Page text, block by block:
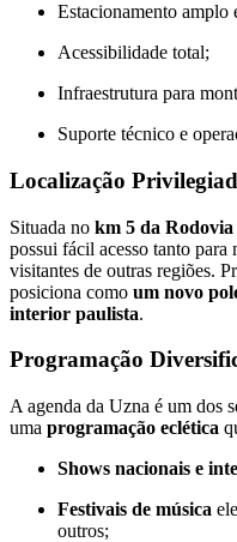
Estacionamento amplo
Acessibilidade total;
Infraestrutura para
Suporte técnico e
Localização
Situada no km 5 da
possui fácil acesso tanto para
visitantes de outras regiões.
posiciona como um novo
interior paulista.
Programação
A agenda da Uzna é um dos
uma programação eclética
Shows nacionais e
Festivais de música
outros;